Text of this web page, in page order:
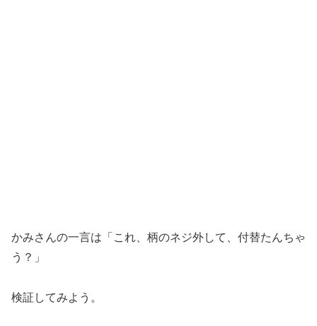
かみさんの一言は「これ、柄のネジ外して、付替たんちゃ
う？」
検証してみよう。